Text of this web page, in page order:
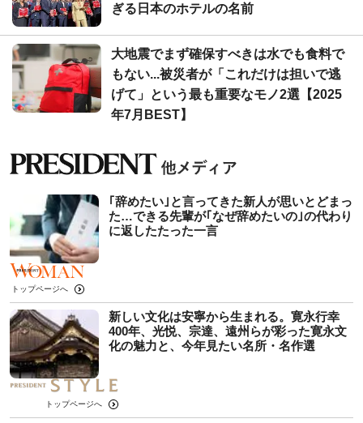
ぎる日本のホテルの名前
大地震でまず確保すべきは水でも食料で
もない...被災者が「これだけは担いで逃
げて」という最も重要なモノ2選【2025
年7月BEST】
｢辞めたい｣と言ってきた新人が思いとどまっ
た…できる先輩が｢なぜ辞めたいの｣の代わり
に返したたった一言
トップページへ
新しい文化は安寧から生まれる。寛永行幸
400年、光悦、宗達、遠州らが彩った寛永文
化の魅力と、今年見たい名所・名作選
トップページへ